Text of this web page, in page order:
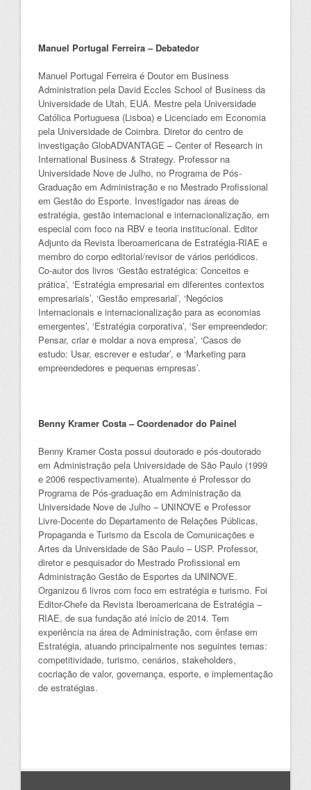
Manuel Portugal Ferreira – Debatedor
Manuel Portugal Ferreira é Doutor em Business
Administration pela David Eccles School of Business da
Universidade de Utah, EUA. Mestre pela Universidade
Católica Portuguesa (Lisboa) e Licenciado em Economia
pela Universidade de Coimbra. Diretor do centro de
investigação GlobADVANTAGE – Center of Research in
International Business & Strategy. Professor na
Universidade Nove de Julho, no Programa de Pós-
Graduação em Administração e no Mestrado Profissional
em Gestão do Esporte. Investigador nas áreas de
estratégia, gestão internacional e internacionalização, em
especial com foco na RBV e teoria institucional. Editor
Adjunto da Revista Iberoamericana de Estratégia-RIAE e
membro do corpo editorial/revisor de vários periódicos.
Co-autor dos livros ‘Gestão estratégica: Conceitos e
prática’, ‘Estratégia empresarial em diferentes contextos
empresariais’, ‘Gestão empresarial’, ‘Negócios
Internacionais e internacionalização para as economias
emergentes’, ‘Estratégia corporativa’, ‘Ser empreendedor:
Pensar, criar e moldar a nova empresa’, ‘Casos de
estudo: Usar, escrever e estudar’, e ‘Marketing para
empreendedores e pequenas empresas’.
Benny Kramer Costa – Coordenador do Painel
Benny Kramer Costa possui doutorado e pós-doutorado
em Administração pela Universidade de São Paulo (1999
e 2006 respectivamente). Atualmente é Professor do
Programa de Pós-graduação em Administração da
Universidade Nove de Julho – UNINOVE e Professor
Livre-Docente do Departamento de Relações Públicas,
Propaganda e Turismo da Escola de Comunicações e
Artes da Universidade de São Paulo – USP. Professor,
diretor e pesquisador do Mestrado Profissional em
Administração Gestão de Esportes da UNINOVE.
Organizou 6 livros com foco em estratégia e turismo. Foi
Editor-Chefe da Revista Iberoamericana de Estratégia –
RIAE, de sua fundação até início de 2014. Tem
experiência na área de Administração, com ênfase em
Estratégia, atuando principalmente nos seguintes temas:
competitividade, turismo, cenários, stakeholders,
cocriação de valor, governança, esporte, e implementação
de estratégias.